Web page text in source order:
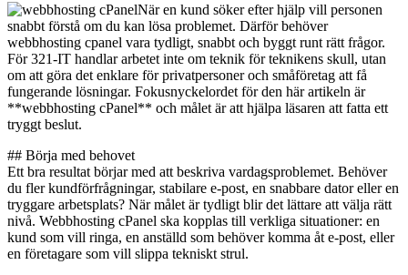
När en kund söker efter hjälp vill personen
snabbt förstå om du kan lösa problemet. Därför behöver
webbhosting cpanel vara tydligt, snabbt och byggt runt rätt frågor.
För 321-IT handlar arbetet inte om teknik för teknikens skull, utan
om att göra det enklare för privatpersoner och småföretag att få
fungerande lösningar. Fokusnyckelordet för den här artikeln är
**webbhosting cPanel** och målet är att hjälpa läsaren att fatta ett
tryggt beslut.
## Börja med behovet
Ett bra resultat börjar med att beskriva vardagsproblemet. Behöver
du fler kundförfrågningar, stabilare e-post, en snabbare dator eller en
tryggare arbetsplats? När målet är tydligt blir det lättare att välja rätt
nivå. Webbhosting cPanel ska kopplas till verkliga situationer: en
kund som vill ringa, en anställd som behöver komma åt e-post, eller
en företagare som vill slippa tekniskt strul.